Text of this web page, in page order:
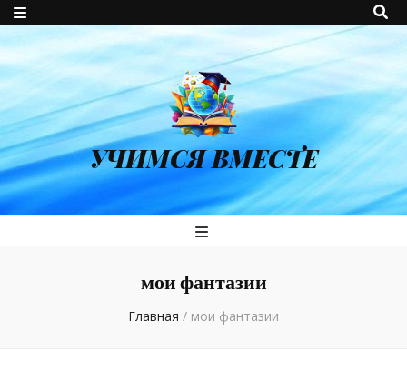
УЧИМСЯ ВМЕСТЕ
мои фантазии
Главная / мои фантазии